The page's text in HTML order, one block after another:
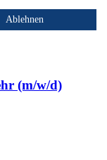
(m/w/d)
Ablehnen